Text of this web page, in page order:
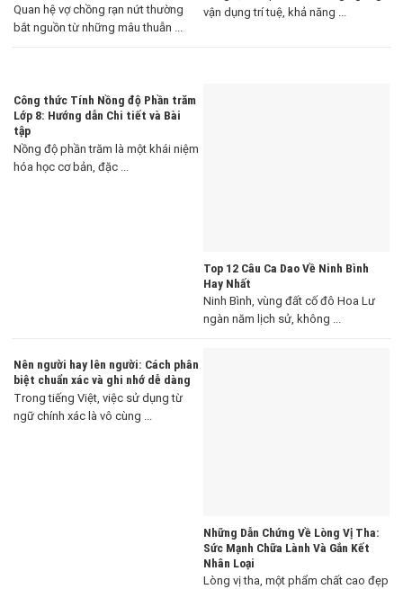
Quan hệ vợ chồng rạn nứt thường
bắt nguồn từ những mâu thuẫn ...
vận dụng trí tuệ, khả năng ...
Công thức Tính Nồng độ Phần trăm
Lớp 8: Hướng dẫn Chi tiết và Bài
tập
Nồng độ phần trăm là một khái niệm
hóa học cơ bản, đặc ...
Top 12 Câu Ca Dao Về Ninh Bình
Hay Nhất
Ninh Bình, vùng đất cố đô Hoa Lư
ngàn năm lịch sử, không ...
Nên người hay lên người: Cách phân
biệt chuẩn xác và ghi nhớ dễ dàng
Trong tiếng Việt, việc sử dụng từ
ngữ chính xác là vô cùng ...
Những Dẫn Chứng Về Lòng Vị Tha:
Sức Mạnh Chữa Lành Và Gắn Kết
Nhân Loại
Lòng vị tha, một phẩm chất cao đẹp